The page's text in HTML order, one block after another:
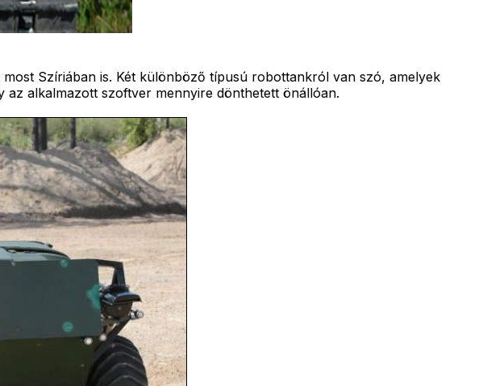
Szíriában is. Két különböző típusú robottankról van szó, amelyek
alkalmazott szoftver mennyire dönthetett önállóan.